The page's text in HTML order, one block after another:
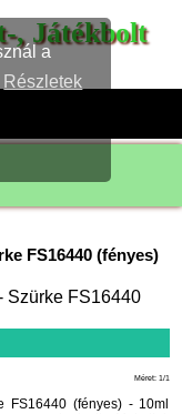
a
Részletek
, Játékbolt
FS16440 (fényes)
Méret: 1/1
FS16440 (fényes) - 10ml